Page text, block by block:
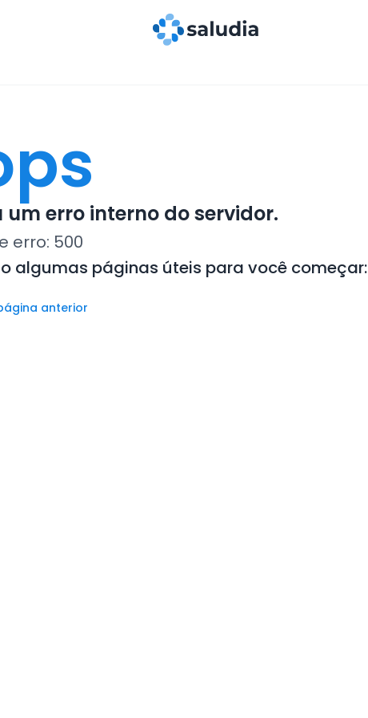
um erro interno do servidor.
erro: 500
algumas páginas úteis para você começar:
anterior